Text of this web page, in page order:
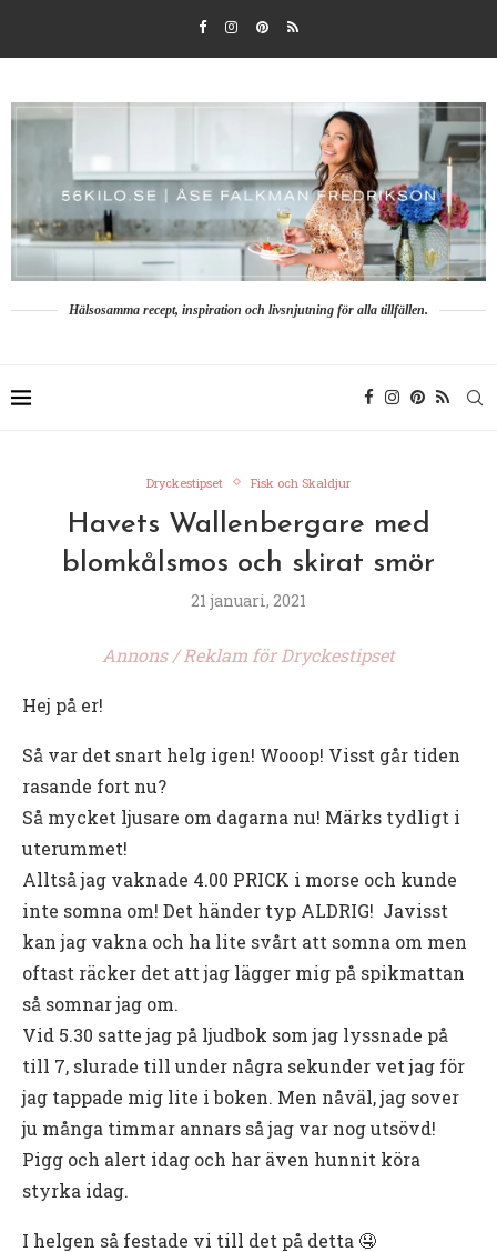
Hälsosamma recept, inspiration och livsnjutning för alla tillfällen.
Dryckestipset Fisk och Skaldjur
Havets Wallenbergare med
blomkålsmos och skirat smör
21 januari, 2021
Annons / Reklam för Dryckestipset
Hej på er!
Så var det snart helg igen! Wooop! Visst går tiden
rasande fort nu?
Så mycket ljusare om dagarna nu! Märks tydligt i
uterummet!
Alltså jag vaknade 4.00 PRICK i morse och kunde
inte somna om! Det händer typ ALDRIG! Javisst
kan jag vakna och ha lite svårt att somna om men
oftast räcker det att jag lägger mig på spikmattan
så somnar jag om.
Vid 5.30 satte jag på ljudbok som jag lyssnade på
till 7, slurade till under några sekunder vet jag för
jag tappade mig lite i boken. Men nåväl, jag sover
ju många timmar annars så jag var nog utsövd!
Pigg och alert idag och har även hunnit köra
styrka idag.
I helgen så festade vi till det på detta 🤤